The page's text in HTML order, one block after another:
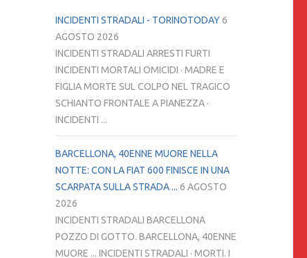
INCIDENTI STRADALI - TORINOTODAY 6
AGOSTO 2026
INCIDENTI STRADALI ARRESTI FURTI
INCIDENTI MORTALI OMICIDI · MADRE E
FIGLIA MORTE SUL COLPO NEL TRAGICO
SCHIANTO FRONTALE A PIANEZZA ·
INCIDENTI ...
BARCELLONA, 40ENNE MUORE NELLA
NOTTE: CON LA FIAT 600 FINISCE IN UNA
SCARPATA SULLA STRADA ... 6 AGOSTO
2026
INCIDENTI STRADALI BARCELLONA
POZZO DI GOTTO. BARCELLONA, 40ENNE
MUORE ... INCIDENTI STRADALI · MORTI. I